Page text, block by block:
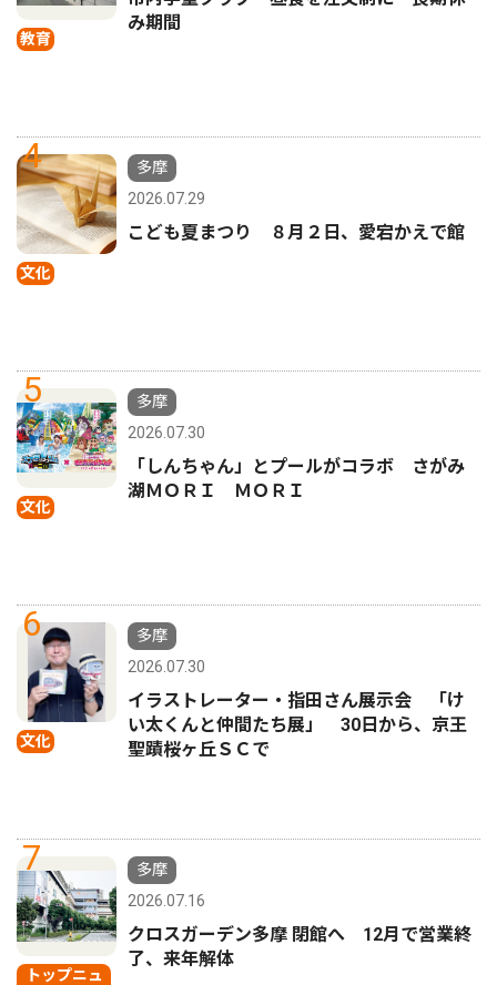
教育
み期間
4
文化
多摩
2026.07.29
こども夏まつり ８月２日、愛宕かえで館
5
文化
多摩
2026.07.30
「しんちゃん」とプールがコラボ さがみ
湖ＭＯＲＩ ＭＯＲＩ
6
文化
多摩
2026.07.30
イラストレーター・指田さん展示会 「け
い太くんと仲間たち展」 30日から、京王
聖蹟桜ヶ丘ＳＣで
7
トップニュ
多摩
2026.07.16
クロスガーデン多摩 閉館へ 12月で営業終
了、来年解体